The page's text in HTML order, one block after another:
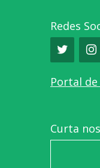
Redes
Portal
Curta